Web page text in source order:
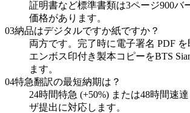
証明書など標準書類は3ページ900バ
価格があります。
03納品はデジタルですか紙ですか？
両方です。完了時に電子署名 PDF
エンボス印付き製本コピーをBTS
ます。
04特急翻訳の最短納期は？
24時間特急 (+50%) または48時間速
ザ提出に対応します。